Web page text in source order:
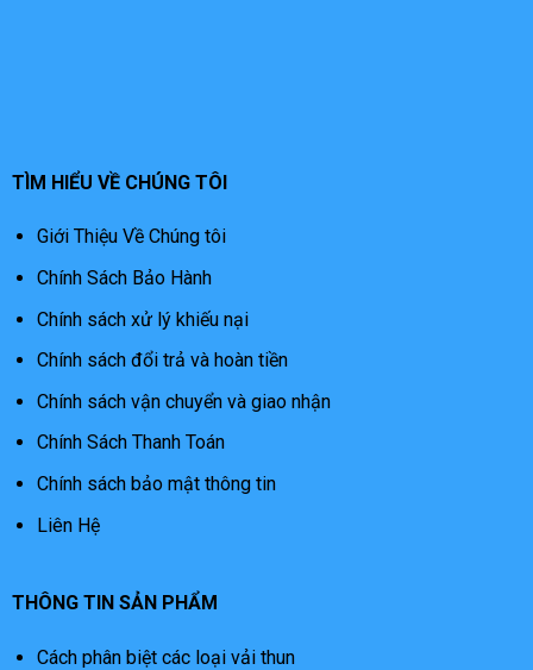
TÌM HIỂU VỀ CHÚNG TÔI
Giới Thiệu Về Chúng tôi
Chính Sách Bảo Hành
Chính sách xử lý khiếu nại
Chính sách đổi trả và hoàn tiền
Chính sách vận chuyển và giao nhận
Chính Sách Thanh Toán
Chính sách bảo mật thông tin
Liên Hệ
THÔNG TIN SẢN PHẨM
Cách phân biệt các loại vải thun